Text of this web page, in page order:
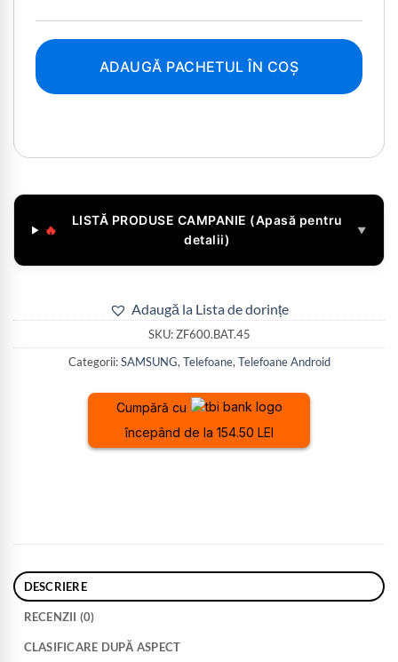
ADAUGĂ PACHETUL ÎN COȘ
🔥
LISTĂ PRODUSE CAMPANIE (Apasă pentru
detalii)
▼
Adaugă la Lista de dorințe
SKU:ZF600.BAT.45
Categorii:SAMSUNG, Telefoane, Telefoane Android
Cumpără cu
începând de la 154.50 LEI
DESCRIERE
RECENZII (0)
CLASIFICARE DUPĂ ASPECT